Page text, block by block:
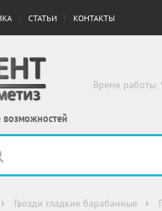
СТАТЬИ КОНТАКТЫ
Время работы:
Гвозди гладкие барабанные